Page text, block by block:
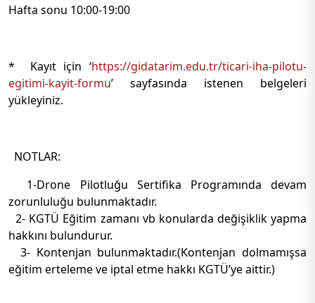
Hafta sonu 10:00-19:00
* Kayıt için ‘https://gidatarim.edu.tr/ticari-iha-pilotu-
egitimi-kayit-formu’ sayfasında istenen belgeleri
yükleyiniz.
NOTLAR:
1-Drone Pilotluğu Sertifika Programında devam
zorunluluğu bulunmaktadır.
2- KGTÜ Eğitim zamanı vb konularda değişiklik yapma
hakkını bulundurur.
3- Kontenjan bulunmaktadır.(Kontenjan dolmamışsa
eğitim erteleme ve iptal etme hakkı KGTÜ’ye aittir.)